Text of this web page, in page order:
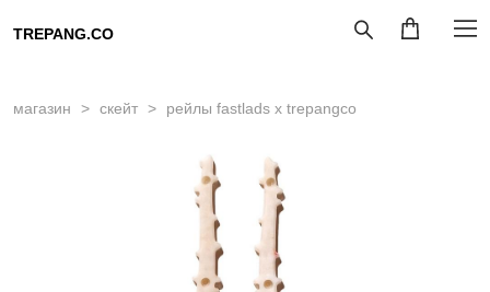
TREPANG.CO
магазин > скейт > рейлы fastlads x trepangco